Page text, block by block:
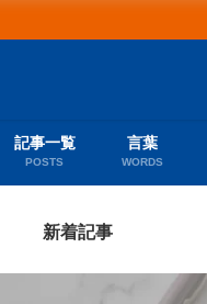
記事一覧
POSTS
言葉
WORDS
新着記事